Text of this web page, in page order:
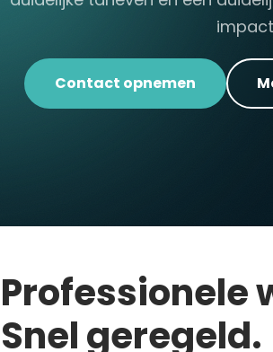
Contact opnemen
Professionele
Snel geregeld.